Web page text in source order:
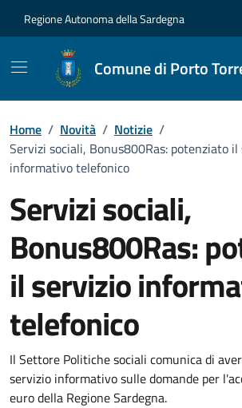
Regione Autonoma della Sardegna
Comune di Porto
Home / Novità / Notizie /
Servizi sociali, Bonus800Ras: potenziato
informativo telefonico
Servizi sociali,
Bonus800Ras:
il servizio
telefonico
Dettagli della notizia
Il Settore Politiche sociali comunica di
servizio informativo sulle domande per
euro della Regione Sardegna.